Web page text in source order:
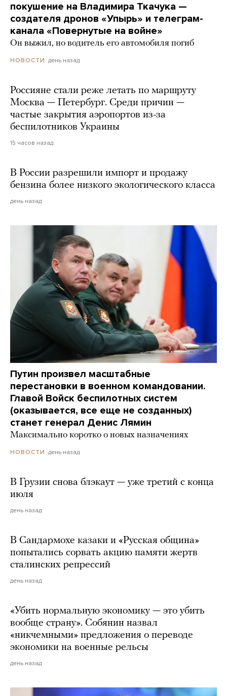
покушение на Владимира Ткачука —
создателя дронов «Упырь» и телеграм-
канала «Повернутые на войне»
Он выжил, но водитель его автомобиля погиб
НОВОСТИ день назад
Россияне стали реже летать по маршруту
Москва — Петербург. Среди причин —
частые закрытия аэропортов из-за
беспилотников Украины
15 часов назад
В России разрешили импорт и продажу
бензина более низкого экологического класса
день назад
Путин произвел масштабные
перестановки в военном командовании.
Главой Войск беспилотных систем
(оказывается, все еще не созданных)
станет генерал Денис Лямин
Максимально коротко о новых назначениях
НОВОСТИ день назад
В Грузии снова блэкаут — уже третий с конца
июля
день назад
В Сандармохе казаки и «Русская община»
попытались сорвать акцию памяти жертв
сталинских репрессий
день назад
«Убить нормальную экономику — это убить
вообще страну». Собянин назвал
«никчемными» предложения о переводе
экономики на военные рельсы
день назад